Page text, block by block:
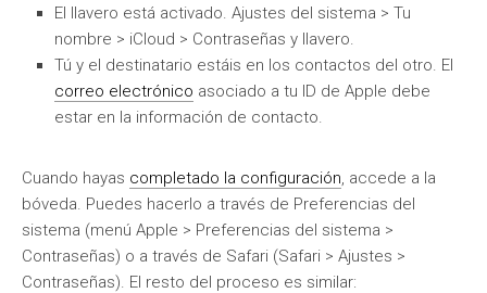
El llavero está activado. Ajustes del sistema > Tu
nombre > iCloud > Contraseñas y llavero.
Tú y el destinatario estáis en los contactos del otro. El
correo electrónico asociado a tu ID de Apple debe
estar en la información de contacto.
Cuando hayas completado la configuración, accede a la
bóveda. Puedes hacerlo a través de Preferencias del
sistema (menú Apple > Preferencias del sistema >
Contraseñas) o a través de Safari (Safari > Ajustes >
Contraseñas). El resto del proceso es similar: